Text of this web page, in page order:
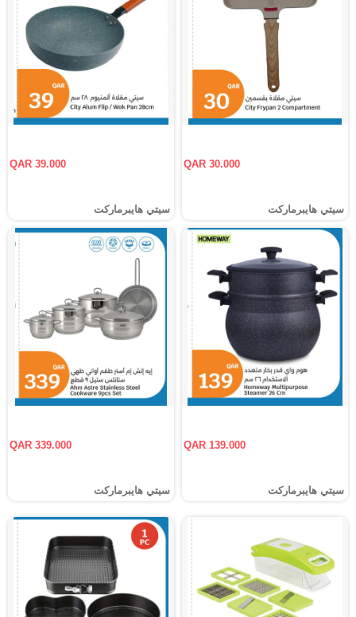
QAR 30.000
سيتي هايبرماركت
QAR 39.000
سيتي هايبرماركت
QAR 139.000
سيتي هايبرماركت
QAR 339.000
سيتي هايبرماركت